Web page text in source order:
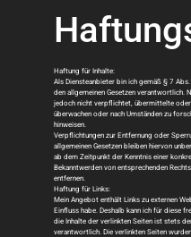
Haftung für Inhalte:
Als Diensteanbieter bin ich gemäß § 7
den allgemeinen Gesetzen verantwortlich.
jedoch nicht verpflichtet, übermittelte
überwachen oder nach Umständen zu
hinweisen.
Verpflichtungen zur Entfernung oder
allgemeinen Gesetzen bleiben hiervon
ab dem Zeitpunkt der Kenntnis einer
Bekanntwerden von entsprechenden
entfernen.
Haftung für Links:
Mein Angebot enthält Links zu externen
Einfluss habe. Deshalb kann ich für diese
die Inhalte der verlinkten Seiten ist stets
verantwortlich. Die verlinkten Seiten